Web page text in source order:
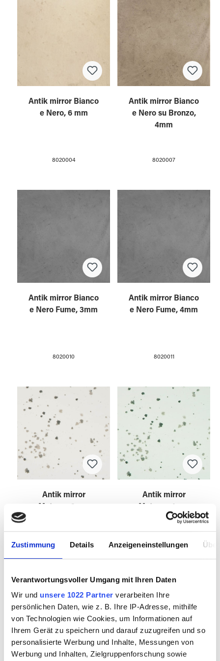
Zustimmung Details Anzeigeneinstellungen
Verantwortungsvoller Umgang mit Ihren Daten
Wir und unsere 1022 Partner verarbeiten Ihre
persönlichen Daten, wie z. B. Ihre IP-Adresse, mithilfe
von Technologien wie Cookies, um Informationen auf
Ihrem Gerät zu speichern und darauf zuzugreifen und so
personalisierte Werbung und Inhalte, Messungen von
Werbung und Inhalten, Zielgruppenforschung sowie
Antik mirror Bianco
e Nero, 6 mm
8020004
Antik mirror Bianco
e Nero su Bronzo,
4mm
8020007
Antik mirror Bianco
e Nero Fume, 3mm
8020010
Antik mirror Bianco
e Nero Fume, 4mm
8020011
Antik mirror
Antik mirror